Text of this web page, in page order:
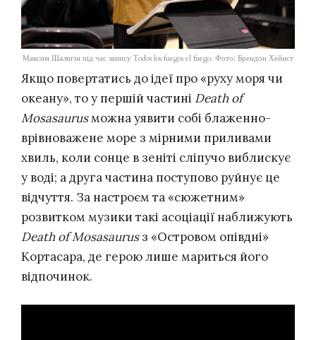
Максим Шалигін під час запису Todos los fuegos el fuego. Фото: Брендон Хейнст
Якщо повертатись до ідеї про «руху моря чи
океану», то у першій частині Death of
Mosasaurusможна уявити собі блаженно-
врівноважене море з мірними приливами
хвиль, коли сонце в зеніті сліпучо виблискує
у воді; а друга частина поступово руйнує це
відчуття. За настроєм та «сюжетним»
розвитком музики такі асоціації наближують
Death of Mosasaurusз «Островом опівдні»
Кортасара, де герою лише мариться його
відпочинок.